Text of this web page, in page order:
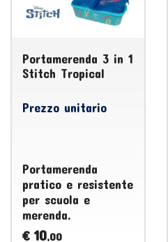
Portamerenda 3 in 1
Stitch Tropical
Prezzo unitario
Portamerenda
pratico e resistente
per scuola e
merenda.
€ 10,00